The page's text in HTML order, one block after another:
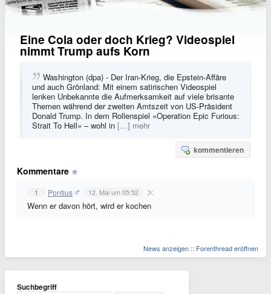
Eine Cola oder doch Krieg? Videospiel
nimmt Trump aufs Korn
Washington (dpa) - Der Iran-Krieg, die Epstein-Affäre
und auch Grönland: Mit einem satirischen Videospiel
lenken Unbekannte die Aufmerksamkeit auf viele brisante
Themen während der zweiten Amtszeit von US-Präsident
Donald Trump. In dem Rollenspiel «Operation Epic Furious:
Strait To Hell» – wohl in […] mehr
kommentieren
Kommentare
1 Pontius 12. Mai um 05:52
Wenn er davon hört, wird er kochen
News anzeigen :: Forenthread eröffnen
Suchbegriff